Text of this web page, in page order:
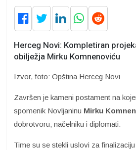
Herceg Novi: Kompletiran
obilježja Mirku Komnenoviću
Izvor, foto: Opština Herceg Novi
Završen je kameni postament na
spomenik Novljaninu Mirku
dobrotvoru, načelniku i diplomati.
Time su se stekli uslovi za